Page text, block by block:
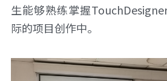
生能够熟练掌握
际的项目创作中。